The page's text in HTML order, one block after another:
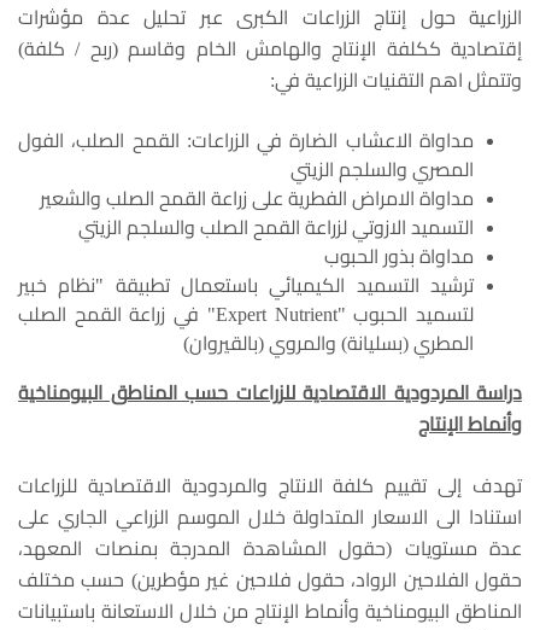
الزراعية حول إنتاج الزراعات الكبرى عبر تحليل عدة مؤشرات
إقتصادية ككلفة الإنتاج والهامش الخام وقاسم (ربح / كلفة)
وتتمثل اهم التقنيات الزراعية في:
مداواة الاعشاب الضارة في الزراعات: القمح الصلب، الفول
المصري والسلجم الزيتي
مداواة الامراض الفطرية على زراعة القمح الصلب والشعير
التسميد الازوتي لزراعة القمح الصلب والسلجم الزيتي
مداواة بذور الحبوب
ترشيد التسميد الكيميائي باستعمال تطبيقة "نظام خبير
لتسميد الحبوب "Expert Nutrient" في زراعة القمح الصلب
المطري (بسليانة) والمروي (بالقيروان)
دراسة المردودية الاقتصادية للزراعات حسب المناطق البيومناخية
وأنماط الإنتاج
تهدف إلى تقييم كلفة الانتاج والمردودية الاقتصادية للزراعات
استنادا الى الاسعار المتداولة خلال الموسم الزراعي الجاري على
عدة مستويات (حقول المشاهدة المدرجة بمنصات المعهد،
حقول الفلاحين الرواد، حقول فلاحين غير مؤطرين) حسب مختلف
المناطق البيومناخية وأنماط الإنتاج من خلال الاستعانة باستبيانات